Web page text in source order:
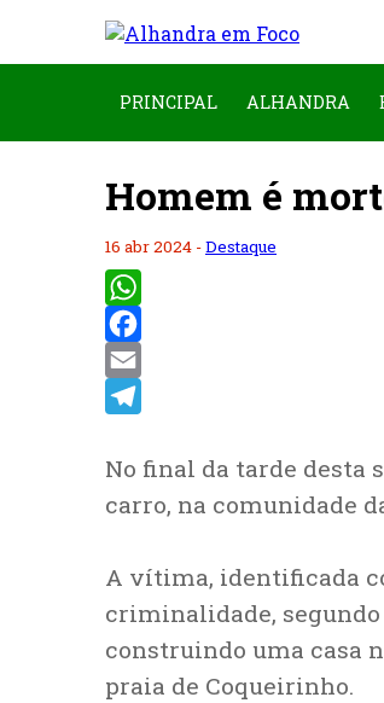
PRINCIPAL ALHANDRA
Homem é
16 abr 2024 -Destaque
WhatsApp
Facebook
Email
No final da tarde desta
carro, na comunidade
A vítima, identificada
criminalidade,
construindo uma casa
praia de Coqueirinho.